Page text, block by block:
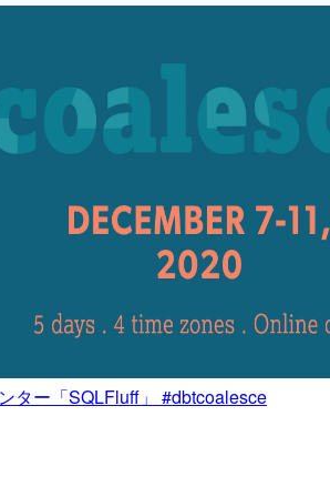
ター「SQLFluff」 #dbtcoalesce